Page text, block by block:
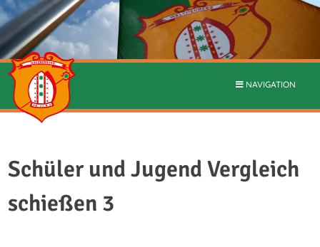
NAVIGATION
Schüler und Jugend Vergleich
schießen 3